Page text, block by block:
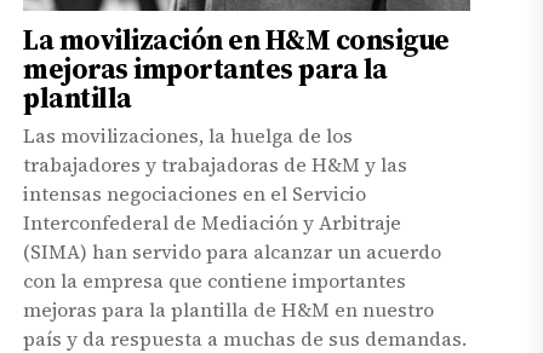
La movilización en H&M consigue
mejoras importantes para la
plantilla
Las movilizaciones, la huelga de los
trabajadores y trabajadoras de H&M y las
intensas negociaciones en el Servicio
Interconfederal de Mediación y Arbitraje
(SIMA) han servido para alcanzar un acuerdo
con la empresa que contiene importantes
mejoras para la plantilla de H&M en nuestro
país y da respuesta a muchas de sus demandas.